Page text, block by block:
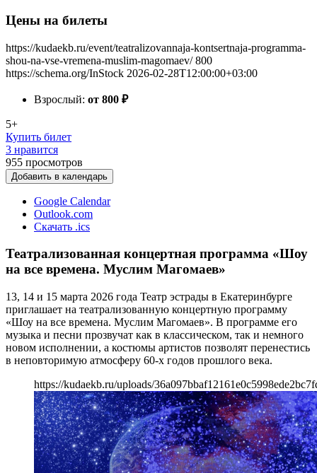
Цены на билеты
https://kudaekb.ru/event/teatralizovannaja-kontsertnaja-programma-
shou-na-vse-vremena-muslim-magomaev/ 800
https://schema.org/InStock 2026-02-28T12:00:00+03:00
Взрослый: от 800 ₽
5+
Купить билет
3 нравится
955 просмотров
Добавить в календарь
Google Calendar
Outlook.com
Скачать .ics
Театрализованная концертная программа «Шоу
на все времена. Муслим Магомаев»
13, 14 и 15 марта 2026 года Театр эстрады в Екатеринбурге
приглашает на театрализованную концертную программу
«Шоу на все времена. Муслим Магомаев». В программе его
музыка и песни прозвучат как в классическом, так и немного
новом исполнении, а костюмы артистов позволят перенестись
в неповторимую атмосферу 60-х годов прошлого века.
https://kudaekb.ru/uploads/